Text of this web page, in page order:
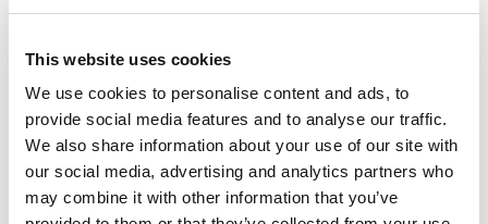
This website uses cookies
We use cookies to personalise content and ads, to
provide social media features and to analyse our traffic.
We also share information about your use of our site with
our social media, advertising and analytics partners who
may combine it with other information that you’ve
derCO₂-Abscheideeinheit. Dies hält die Effizienz
hoch und die Kosten niedrig. Unsere Tests zeigen,
dass der Einsatz eines Vorfilters die Degradation
minimiert und dieCO₂-Abscheideeinheit schützt,
insbesondere aminbasierte Sorbenssysteme. Ein
weiterer Punkt ist, dass sich über die Zeit immer